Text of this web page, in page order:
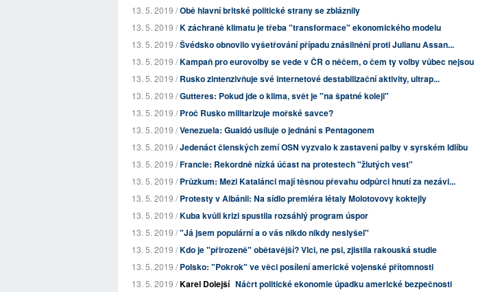
13. 5. 2019 /Obě hlavní britské politické strany se zbláznily
13. 5. 2019 /K záchraně klimatu je třeba "transformace" ekonomického modelu
13. 5. 2019 /Švédsko obnovilo vyšetřování případu znásilnění proti Julianu Assan...
13. 5. 2019 /Kampaň pro eurovolby se vede v ČR o něčem, o čem ty volby vůbec nejsou
13. 5. 2019 /Rusko zintenzivňuje své internetové destabilizační aktivity, ultrap...
13. 5. 2019 /Gutteres: Pokud jde o klima, svět je "na špatné koleji"
13. 5. 2019 /Proč Rusko militarizuje mořské savce?
13. 5. 2019 /Venezuela: Guaidó usiluje o jednání s Pentagonem
13. 5. 2019 /Jedenáct členských zemí OSN vyzvalo k zastavení palby v syrském Idlíbu
13. 5. 2019 /Francie: Rekordně nízká účast na protestech "žlutých vest"
13. 5. 2019 /Průzkum: Mezi Katalánci mají těsnou převahu odpůrci hnutí za nezávi...
13. 5. 2019 /Protesty v Albánii: Na sídlo premiéra létaly Molotovovy koktejly
13. 5. 2019 /Kuba kvůli krizi spustila rozsáhlý program úspor
13. 5. 2019 /"Já jsem populární a o vás nikdo nikdy neslyšel"
13. 5. 2019 /Kdo je "přirozeně" obětavější? Vlci, ne psi, zjistila rakouská studie
13. 5. 2019 /Polsko: "Pokrok" ve věci posílení americké vojenské přítomnosti
13. 5. 2019 /Karel Dolejší Náčrt politické ekonomie úpadku americké bezpečnosti